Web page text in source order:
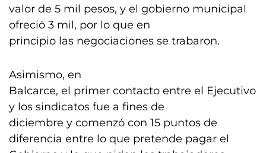
valor de 5 mil pesos, y el gobierno municipal
ofreció 3 mil, por lo que en
principio las negociaciones se trabaron.
Asimismo, en
Balcarce, el primer contacto entre el Ejecutivo
y los sindicatos fue a fines de
diciembre y comenzó con 15 puntos de
diferencia entre lo que pretende pagar el